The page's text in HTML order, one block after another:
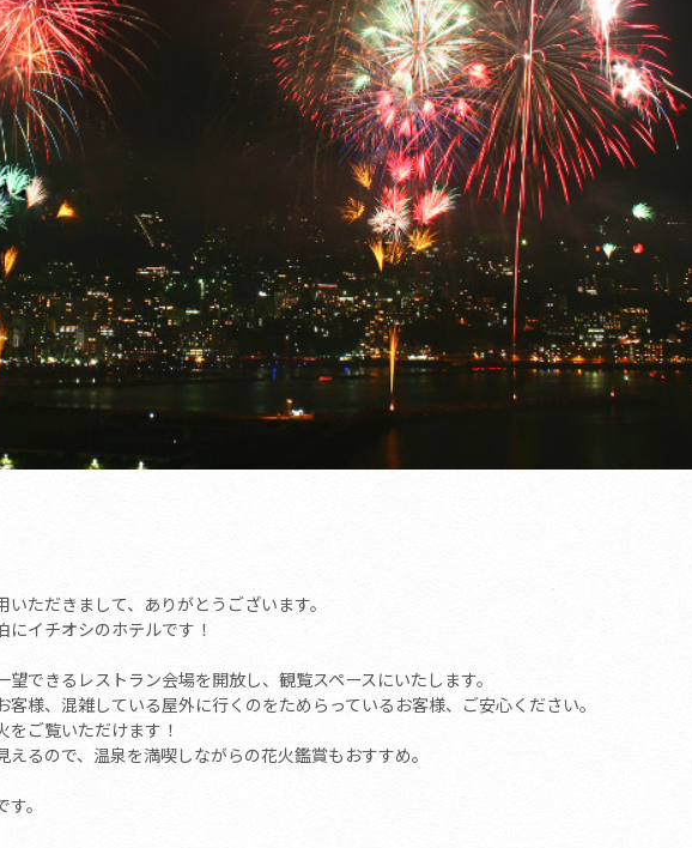
ただきまして、ありがとうございます。
イチオシのホテルです！
できるレストラン会場を開放し、観覧スペースにいたします。
様、混雑している屋外に行くのをためらっているお客様、ご安心ください。
をご覧いただけます！
るので、温泉を満喫しながらの花火鑑賞もおすすめ。
。